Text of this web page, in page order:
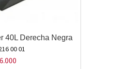
40L Derecha Negra
00 01